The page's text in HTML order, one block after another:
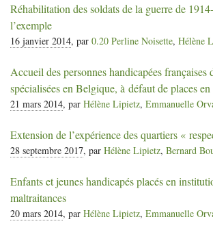
Réhabilitation des soldats de la guerre de
l’exemple
16 janvier 2014, par 0.20 Perline Noisette, Hélène
Accueil des personnes handicapées françaises
spécialisées en Belgique, à défaut de places
21 mars 2014, par Hélène Lipietz, Emmanuelle
Extension de l’expérience des quartiers «
28 septembre 2017, par Hélène Lipietz, Bernard
Enfants et jeunes handicapés placés en
maltraitances
20 mars 2014, par Hélène Lipietz, Emmanuelle